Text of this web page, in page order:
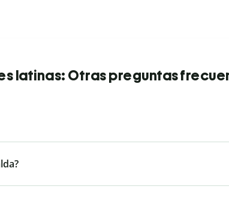
latinas: Otras preguntas